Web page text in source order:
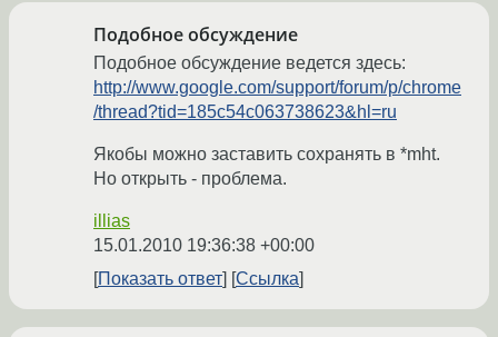
Подобное обсуждение
Подобное обсуждение ведется здесь:
http://www.google.com/support/forum/p/chrome
/thread?tid=185c54c063738623&hl=ru
Якобы можно заставить сохранять в *mht.
Но открыть - проблема.
illias
15.01.2010 19:36:38 +00:00
Показать ответ
Ссылка